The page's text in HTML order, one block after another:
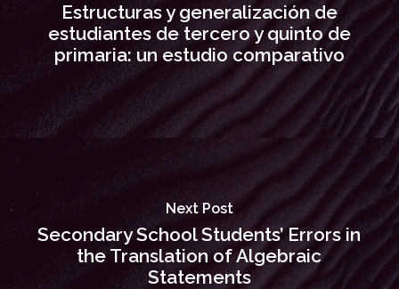
Estructuras y generalización de
estudiantes de tercero y quinto de
primaria: un estudio comparativo
Next Post
Secondary School Students’ Errors in
the Translation of Algebraic
Statements